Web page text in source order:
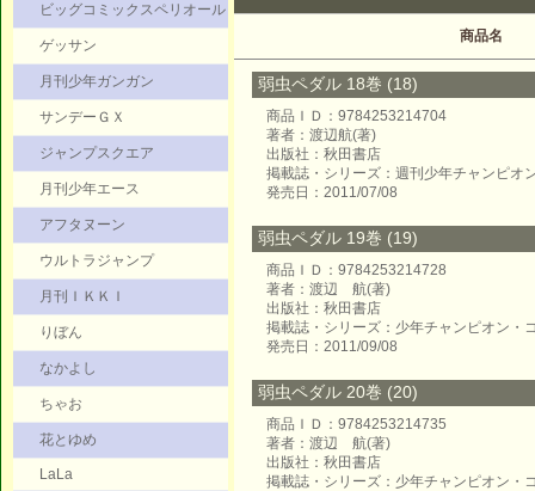
ビッグコミックスペリオール
ゲッサン
月刊少年ガンガン
サンデーＧＸ
ジャンプスクエア
月刊少年エース
アフタヌーン
ウルトラジャンプ
月刊ＩＫＫＩ
りぼん
なかよし
ちゃお
花とゆめ
LaLa
商品名
弱虫ペダル 18巻 (18)
商品ＩＤ：9784253214704
著者：渡辺航(著)
出版社：秋田書店
掲載誌・シリーズ：週刊少年チャンピオ
発売日：2011/07/08
弱虫ペダル 19巻 (19)
商品ＩＤ：9784253214728
著者：渡辺 航(著)
出版社：秋田書店
掲載誌・シリーズ：少年チャンピオン・
発売日：2011/09/08
弱虫ペダル 20巻 (20)
商品ＩＤ：9784253214735
著者：渡辺 航(著)
出版社：秋田書店
掲載誌・シリーズ：少年チャンピオン・